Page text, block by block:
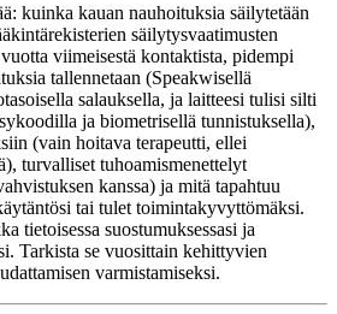
kuinka kauan nauhoituksia säilytetään
säilytysvaatimusten
viimeisestä kontaktista, pidempi
tallennetaan (Speakwisellä
salauksella, ja laitteesi tulisi silti
ja biometrisellä tunnistuksella),
(vain hoitava terapeutti, ellei
turvalliset tuhoamismenettelyt
kanssa) ja mitä tapahtuu
tai tulet toimintakyvyttömäksi.
tietoisessa suostumuksessasi ja
Tarkista se vuosittain kehittyvien
varmistamiseksi.